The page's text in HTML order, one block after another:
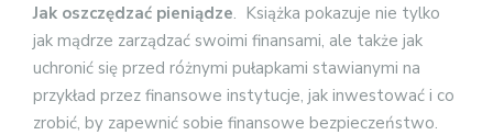
Jak oszczędzać pieniądze. Książka pokazuje nie tylko
jak mądrze zarządzać swoimi finansami, ale także jak
uchronić się przed różnymi pułapkami stawianymi na
przykład przez finansowe instytucje, jak inwestować i co
zrobić, by zapewnić sobie finansowe bezpieczeństwo.